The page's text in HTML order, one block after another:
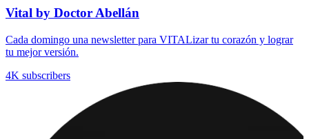
Vital by Doctor Abellán
Cada domingo una newsletter para VITALizar tu corazón y lograr
tu mejor versión.
4K subscribers